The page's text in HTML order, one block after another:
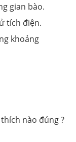
gian bào.
tích điện.
khoảng
nào đúng ?